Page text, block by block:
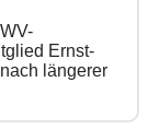
Ernst-
längerer